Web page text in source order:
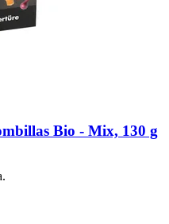
Bio -​ Mix, 130 g